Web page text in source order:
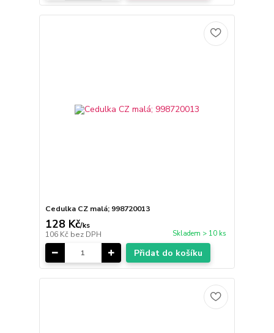
Cedulka CZ malá; 998720013
128 Kč/ks
106 Kč bez DPH Skladem > 10 ks
Přidat do košíku